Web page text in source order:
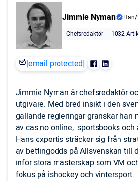
Jimmie Nyman
Chefsredaktör
1032
[email protected]
Jimmie Nyman är chefsredaktör
utgivare. Med bred insikt i den
gällande regleringar granskar han
av casino online, sportsbooks och
Hans expertis sträcker sig från
av bettingodds på Allsvenskan till
inför stora mästerskap som VM
fokus på ishockey och vintersport.